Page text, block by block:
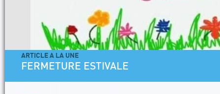
ARTICLE A LA UNE
FERMETURE ESTIVALE